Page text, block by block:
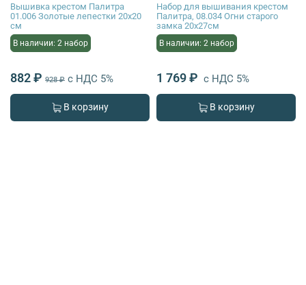
Вышивка крестом Палитра
01.006 Золотые лепестки 20х20
см
В наличии: 2 набор
882 ₽ 928 ₽ с НДС 5%
В корзину
Набор для вышивания крестом
Палитра, 08.034 Огни старого
замка 20х27см
В наличии: 2 набор
1 769 ₽ с НДС 5%
В корзину